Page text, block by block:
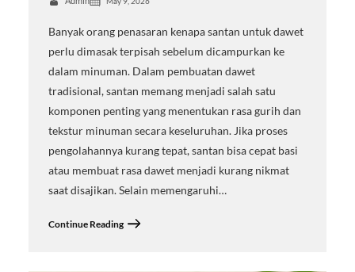
Banyak orang penasaran kenapa santan untuk dawet
perlu dimasak terpisah sebelum dicampurkan ke
dalam minuman. Dalam pembuatan dawet
tradisional, santan memang menjadi salah satu
komponen penting yang menentukan rasa gurih dan
tekstur minuman secara keseluruhan. Jika proses
pengolahannya kurang tepat, santan bisa cepat basi
atau membuat rasa dawet menjadi kurang nikmat
saat disajikan. Selain memengaruhi…
Continue Reading